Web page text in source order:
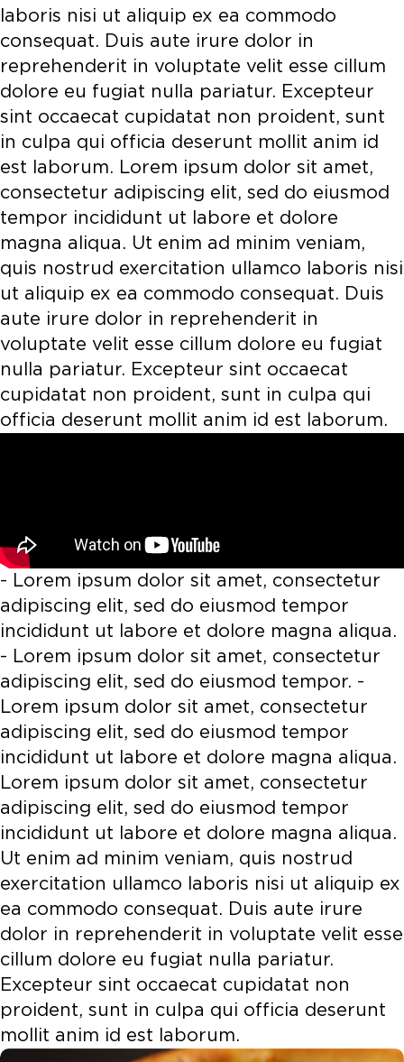
laboris nisi ut aliquip ex ea commodo
consequat. Duis aute irure dolor in
reprehenderit in voluptate velit esse cillum
dolore eu fugiat nulla pariatur. Excepteur
sint occaecat cupidatat non proident, sunt
in culpa qui officia deserunt mollit anim id
est laborum. Lorem ipsum dolor sit amet,
consectetur adipiscing elit, sed do eiusmod
tempor incididunt ut labore et dolore
magna aliqua. Ut enim ad minim veniam,
quis nostrud exercitation ullamco laboris nisi
ut aliquip ex ea commodo consequat. Duis
aute irure dolor in reprehenderit in
voluptate velit esse cillum dolore eu fugiat
nulla pariatur. Excepteur sint occaecat
cupidatat non proident, sunt in culpa qui
officia deserunt mollit anim id est laborum.
- Lorem ipsum dolor sit amet, consectetur
adipiscing elit, sed do eiusmod tempor
incididunt ut labore et dolore magna aliqua.
- Lorem ipsum dolor sit amet, consectetur
adipiscing elit, sed do eiusmod tempor. -
Lorem ipsum dolor sit amet, consectetur
adipiscing elit, sed do eiusmod tempor
incididunt ut labore et dolore magna aliqua.
Lorem ipsum dolor sit amet, consectetur
adipiscing elit, sed do eiusmod tempor
incididunt ut labore et dolore magna aliqua.
Ut enim ad minim veniam, quis nostrud
exercitation ullamco laboris nisi ut aliquip ex
ea commodo consequat. Duis aute irure
dolor in reprehenderit in voluptate velit esse
cillum dolore eu fugiat nulla pariatur.
Excepteur sint occaecat cupidatat non
proident, sunt in culpa qui officia deserunt
mollit anim id est laborum.